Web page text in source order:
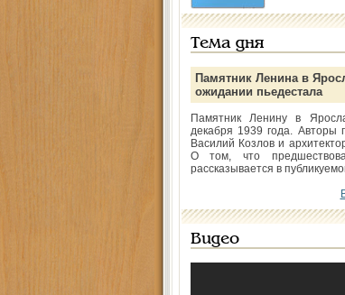
Тема дня
Памятник Ленина в
ожидании пьедестала
Памятник Ленину в
декабря 1939 года. Авторы
Василий Козлов и
О том, что
рассказывается в
Видео